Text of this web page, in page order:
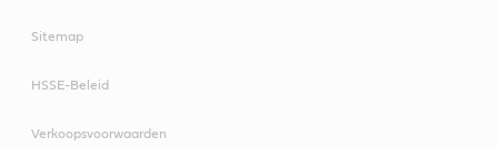
Sitemap
HSSE-Beleid
Verkoopsvoorwaarden